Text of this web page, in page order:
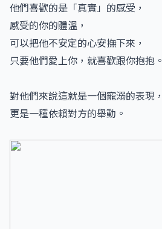
他們喜歡的是「真實」的感受，
感受的你的體溫，
可以把他不安定的心安撫下來，
只要他們愛上你，就喜歡跟你抱抱。
對他們來說這就是一個寵溺的表現，
更是一種依賴對方的舉動。